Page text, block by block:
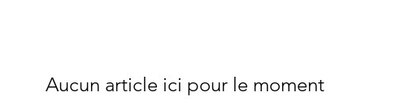
Aucun article ici pour le moment